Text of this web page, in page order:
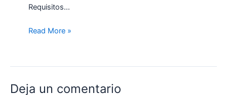
Requisitos…
Read More »
Deja un comentario